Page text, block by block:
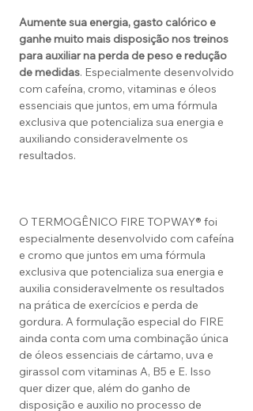
Aumente sua energia, gasto calórico e
ganhe muito mais disposição nos treinos
para auxiliar na perda de peso e redução
de medidas. Especialmente desenvolvido
com cafeína, cromo, vitaminas e óleos
essenciais que juntos, em uma fórmula
exclusiva que potencializa sua energia e
auxiliando consideravelmente os
resultados.
O TERMOGÊNICO FIRE TOPWAY®️ foi
especialmente desenvolvido com cafeína
e cromo que juntos em uma fórmula
exclusiva que potencializa sua energia e
auxilia consideravelmente os resultados
na prática de exercícios e perda de
gordura. A formulação especial do FIRE
ainda conta com uma combinação única
de óleos essenciais de cártamo, uva e
girassol com vitaminas A, B5 e E. Isso
quer dizer que, além do ganho de
disposição e auxilio no processo de